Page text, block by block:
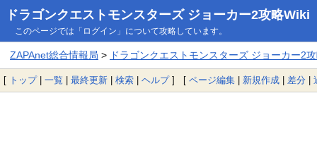
ドラゴンクエストモンスターズ ジョーカー2攻略Wiki
このページでは「ログイン」について攻略しています。
ZAPAnet総合情報局 > ドラゴンクエストモンスターズ ジョーカー2
[ トップ| 一覧 | 最終更新 | 検索 | ヘルプ] [ ページ編集 | 新規作成 | 差分 |